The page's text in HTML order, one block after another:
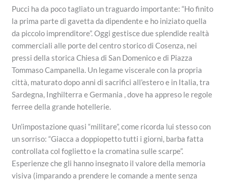
Pucci ha da poco tagliato un traguardo importante: “Ho finito
la prima parte di gavetta da dipendente e ho iniziato quella
da piccolo imprenditore”. Oggi gestisce due splendide realtà
commerciali alle porte del centro storico di Cosenza, nei
pressi della storica Chiesa di San Domenico e di Piazza
Tommaso Campanella. Un legame viscerale con la propria
città, maturato dopo anni di sacrifici all’estero e in Italia, tra
Sardegna, Inghilterra e Germania , dove ha appreso le regole
ferree della grande hotellerie.
Un’impostazione quasi “militare”, come ricorda lui stesso con
un sorriso: “Giacca a doppiopetto tutti i giorni, barba fatta
controllata col foglietto e la cromatina sulle scarpe”.
Esperienze che gli hanno insegnato il valore della memoria
visiva (imparando a prendere le comande a mente senza